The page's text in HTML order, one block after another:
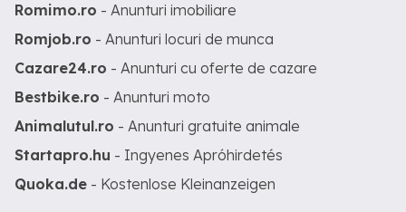
Romimo.ro - Anunturi imobiliare
Romjob.ro - Anunturi locuri de munca
Cazare24.ro - Anunturi cu oferte de cazare
Bestbike.ro - Anunturi moto
Animalutul.ro - Anunturi gratuite animale
Startapro.hu - Ingyenes Apróhirdetés
Quoka.de - Kostenlose Kleinanzeigen